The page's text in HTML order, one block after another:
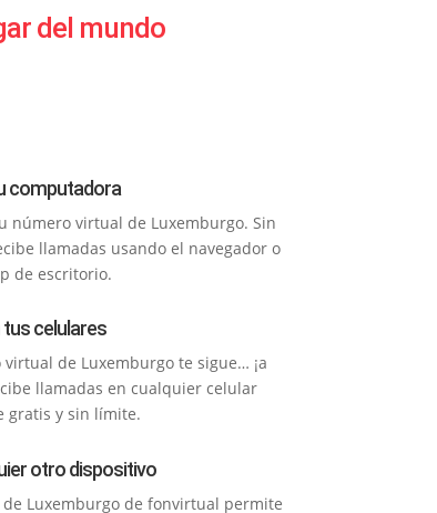
del mundo
computadora
número virtual de Luxemburgo. Sin
llamadas usando el navegador o
de escritorio.
tus celulares
de Luxemburgo te sigue… ¡a
llamadas en cualquier celular
gratis y sin límite.
otro dispositivo
Luxemburgo de fonvirtual permite